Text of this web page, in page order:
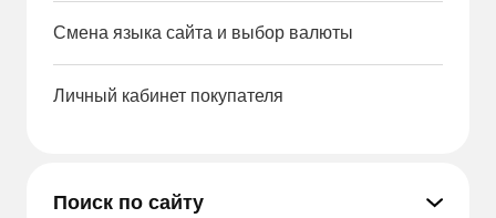
Смена языка сайта и выбор валюты
Личный кабинет покупателя
Поиск по сайту